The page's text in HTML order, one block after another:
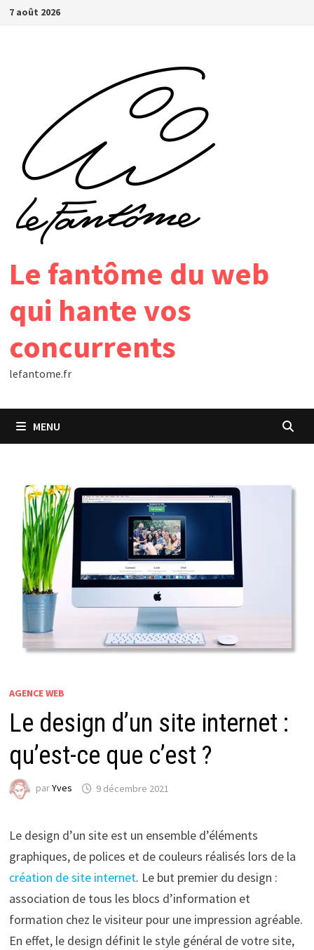
Passer
7 août 2026
Le fantôme du web
qui hante vos
concurrents
lefantome.fr
MENU
AGENCE WEB
Le design d’un site internet :
qu’est-ce que c’est ?
parYves 9 décembre 2021
Le design d’un site est un ensemble d’éléments
graphiques, de polices et de couleurs réalisés lors de la
création de site internet. Le but premier du design :
association de tous les blocs d’information et
formation chez le visiteur pour une impression agréable.
En effet, le design définit le style général de votre site,